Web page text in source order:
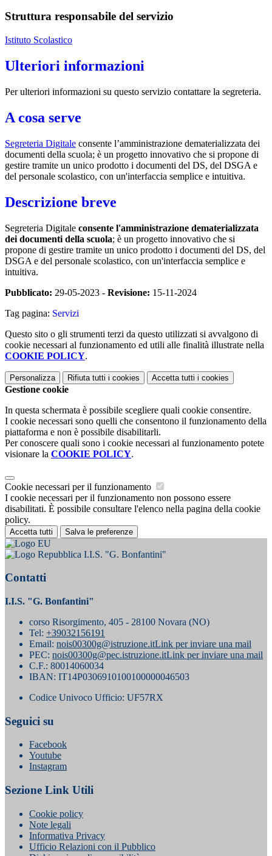
Struttura responsabile del servizio
Istituto Scolastico
Ulteriori informazioni
Per ulteriori informazioni su questo servizio contattare la segreteria.
A cosa serve
Segreteria Digitale consente l’amministrazione dematerializzata dei
documenti della scuola; è un progetto innovativo che si propone di
gestire tramite un unico prodotto i documenti del DS, del DSGA e
del personale scolastico, con un'interfaccia semplice e intuitiva.
Descrizione breve
Segreteria Digitale consente l'amministrazione dematerializzata
dei documenti della scuola; è un progetto innovativo che si
propone di gestire tramite un unico prodotto i documenti del DS, del
DSGA e del personale scolastico, con un'interfaccia semplice e
intuitiva.
Pubblicato: 29-05-2023 - Revisione: 15-11-2024
Tag pagina: Servizi
Questo sito o gli strumenti terzi da questo utilizzati si avvalgono di
cookie necessari al funzionamento ed utili alle finalità illustrate nella
COOKIE POLICY.
Personalizza Rifiuta tutti i cookies Accetta tutti i cookies
Gestione cookie
In questa schermata è possibile scegliere quali cookie consentire.
I cookie necessari sono quelli che consentono il funzionamento della
piattaforma e non è possibile disabilitarli.
Per conoscere quali sono i cookie necessari al funzionamento potete
visionare la COOKIE POLICY.
Cookie necessari per il funzionamento
I cookie necessari per il funzionamento non possono essere
disabilitati. È possibile consultare l'elenco nella pagina della cookie
policy.
Accetta tutti Salva le preferenze
I.I.S. "G. Bonfantini"
Contatti
I.I.S. "G. Bonfantini"
corso Risorgimento, 405 - 28100 Novara (NO)
Tel: +39032156191
Email: nois00300g@istruzione.itLink per inviare una mail
PEC: nois00300g@pec.istruzione.itLink per inviare una mail
C.F.: 80014060034
IBAN: IT14P0306910100100000046503
Codice Univoco Ufficio: UF57RX
Seguici su
Facebook
Youtube
Instagram
Sezione Link Utili
Cookie policy
Note legali
Informativa Privacy
Ufficio Relazioni con il Pubblico